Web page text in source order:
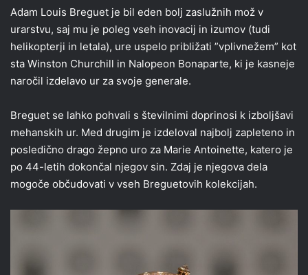
Adam Louis Breguet je bil eden bolj zaslužnih mož v
urarstvu, saj mu je poleg vseh inovacij in izumov (tudi
helikopterji in letala), ure uspelo približati ”vplivnežem” kot
sta Winston Churchill in Nalopeon Bonaparte, ki je kasneje
naročil izdelavo ur za svoje generale.
Breguet se lahko pohvali s številnimi doprinosi k izboljšavi
mehanskih ur. Med drugim je izdeloval najbolj zapleteno in
posledično drago žepno uro za Marie Antoinette, katero je
po 44-letih dokončal njegov sin. Zdaj je njegova dela
mogoče občudovati v vseh Breguetovih kolekcijah.